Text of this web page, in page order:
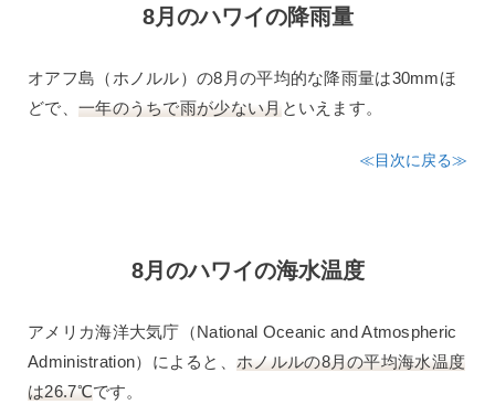
8月のハワイの降雨量
オアフ島（ホノルル）の8月の平均的な降雨量は30mmほ
どで、 一年のうちで雨が少ない月 といえます。
≪目次に戻る≫
8月のハワイの海水温度
アメリカ海洋大気庁（National Oceanic and Atmospheric
Administration）によると、ホノルルの8月の平均海水温度
は26.7℃です。